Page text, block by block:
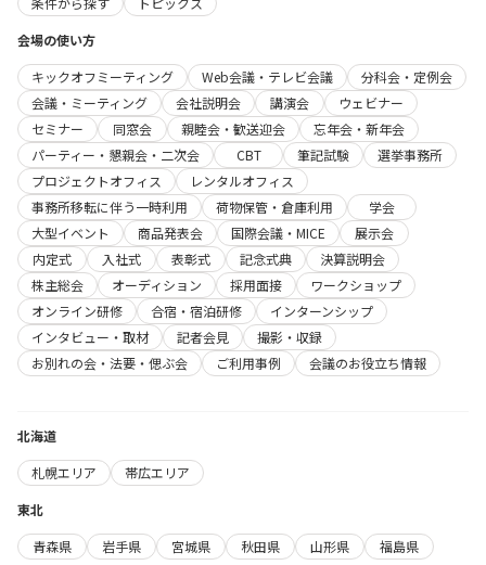
会場の使い方
キックオフミーティング
Web会議・テレビ会議
分科会・定例会
会議・ミーティング
会社説明会 講演会
ウェビナー
セミナー
同窓会 親睦会・歓送迎会
忘年会・新年会
パーティー・懇親会・二次会
CBT 筆記試験
選挙事務所
プロジェクトオフィス
レンタルオフィス
事務所移転に伴う一時利用
荷物保管・倉庫利用
学会
大型イベント
商品発表会 国際会議・MICE
展示会
内定式
入社式 表彰式 記念式典
決算説明会
株主総会
オーディション 採用面接
ワークショップ
オンライン研修
合宿・宿泊研修
インターンシップ
インタビュー・取材
記者会見
撮影・収録
お別れの会・法要・偲ぶ会
ご利用事例 会議のお役立ち情報
北海道
札幌エリア
帯広エリア
東北
青森県
岩手県 宮城県 秋田県 山形県
福島県